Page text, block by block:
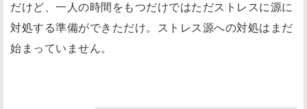
だけど、一人の時間をもつだけではただストレスに源に
対処する準備ができただけ。ストレス源への対処はまだ
始まっていません。